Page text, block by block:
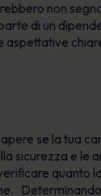
non
di un
se la tua
sicurezza e le
quanto